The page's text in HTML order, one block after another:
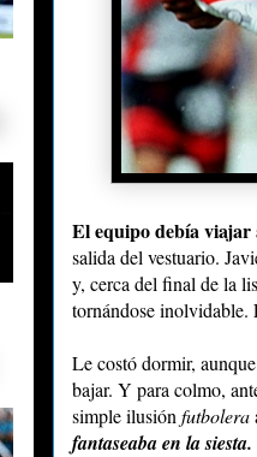
El equipo debía
salida del vestuario.
y, cerca del final de la
tornándose inolvidable.
Le costó dormir,
bajar. Y para colmo,
simple ilusión futbolera
fantaseaba en la siesta.